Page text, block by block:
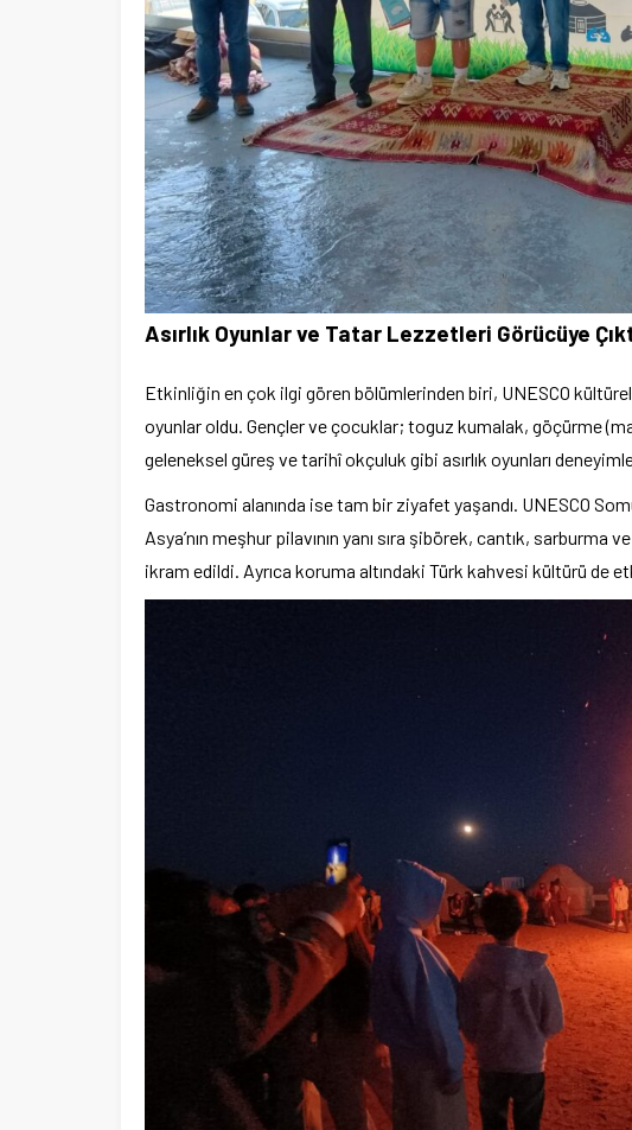
Asırlık Oyunlar ve Tatar Lezzetleri Görücüye
Etkinliğin en çok ilgi gören bölümlerinden biri, UNESCO
oyunlar oldu. Gençler ve çocuklar; toguz kumalak, göçürme
geleneksel güreş ve tarihî okçuluk gibi asırlık oyunları
Gastronomi alanında ise tam bir ziyafet yaşandı. UNESCO
Asya’nın meşhur pilavının yanı sıra şibörek, cantık,
ikram edildi. Ayrıca koruma altındaki Türk kahvesi kültürü de